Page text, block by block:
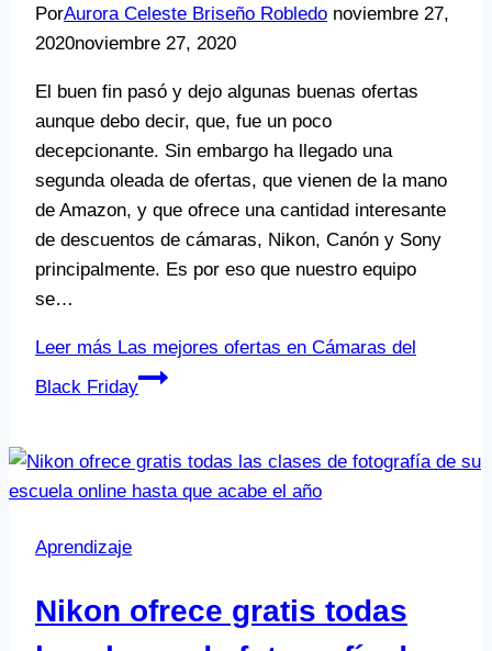
PorAurora Celeste Briseño Robledo noviembre 27,
2020noviembre 27, 2020
El buen fin pasó y dejo algunas buenas ofertas
aunque debo decir, que, fue un poco
decepcionante. Sin embargo ha llegado una
segunda oleada de ofertas, que vienen de la mano
de Amazon, y que ofrece una cantidad interesante
de descuentos de cámaras, Nikon, Canón y Sony
principalmente. Es por eso que nuestro equipo
se…
Leer más Las mejores ofertas en Cámaras del
Black Friday
Aprendizaje
Nikon ofrece gratis todas